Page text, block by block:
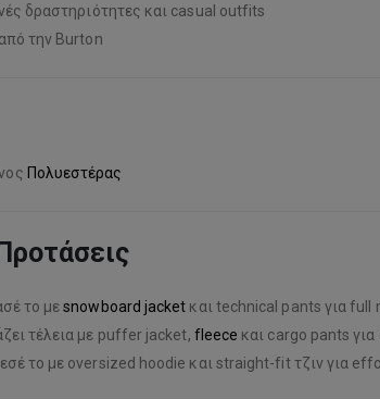
δραστηριότητες και casual outfits
από την Burton
Πολυεστέρας
το μεsnowboard jacket και technical pants για full
τέλεια με puffer jacket, fleece και cargo pants
το με oversized hoodie και straight-fit τζιν για